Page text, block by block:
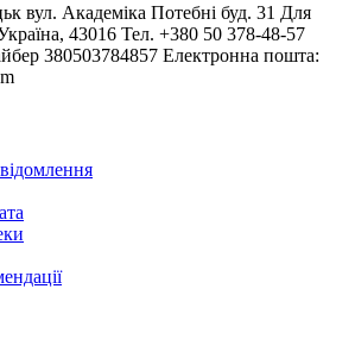
вул. Академіка Потебні буд. 31 Для
43016 Тел. +380 50 378-48-57
380503784857 Електронна пошта: